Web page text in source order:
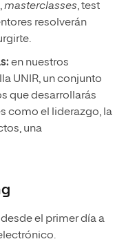
masterclasses, test
resolverán
en nuestros
UNIR, un conjunto
que desarrollarás
como el liderazgo, la
una
el primer día a